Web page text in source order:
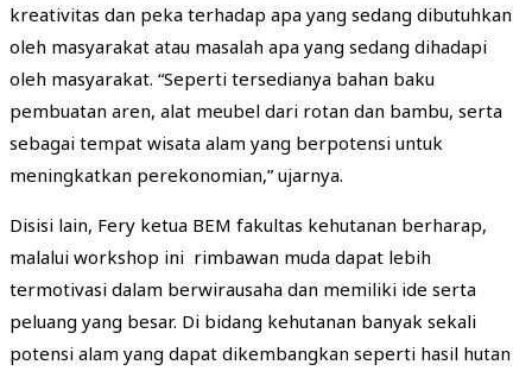
kreativitas dan peka terhadap apa yang sedang dibutuhkan
oleh masyarakat atau masalah apa yang sedang dihadapi
oleh masyarakat. “Seperti tersedianya bahan baku
pembuatan aren, alat meubel dari rotan dan bambu, serta
sebagai tempat wisata alam yang berpotensi untuk
meningkatkan perekonomian,” ujarnya.
Disisi lain, Fery ketua BEM fakultas kehutanan berharap,
malalui workshop ini rimbawan muda dapat lebih
termotivasi dalam berwirausaha dan memiliki ide serta
peluang yang besar. Di bidang kehutanan banyak sekali
potensi alam yang dapat dikembangkan seperti hasil hutan